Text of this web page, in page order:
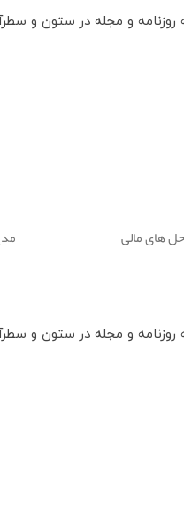
و مجله در ستون و
های مالی
و مجله در ستون و